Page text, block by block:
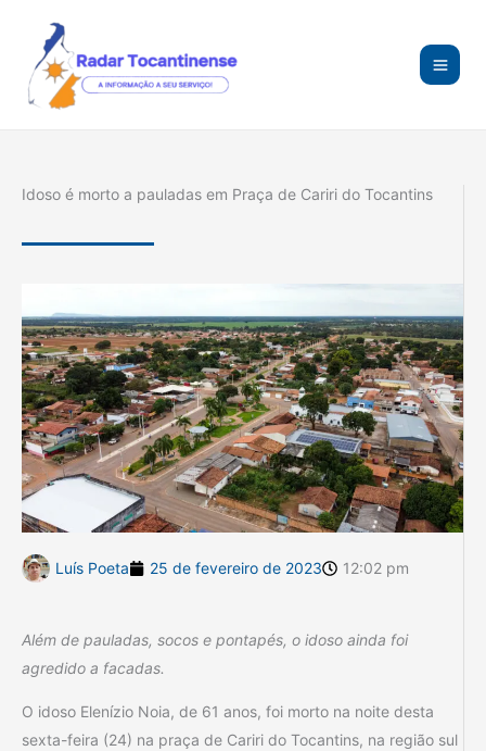
conteúdo
Idoso é morto a pauladas em Praça de Cariri do Tocantins
Luís Poeta 25 de fevereiro de 2023 12:02 pm
Além de pauladas, socos e pontapés, o idoso ainda foi
agredido a facadas.
O idoso Elenízio Noia, de 61 anos, foi morto na noite desta
sexta-feira (24) na praça de Cariri do Tocantins, na região sul